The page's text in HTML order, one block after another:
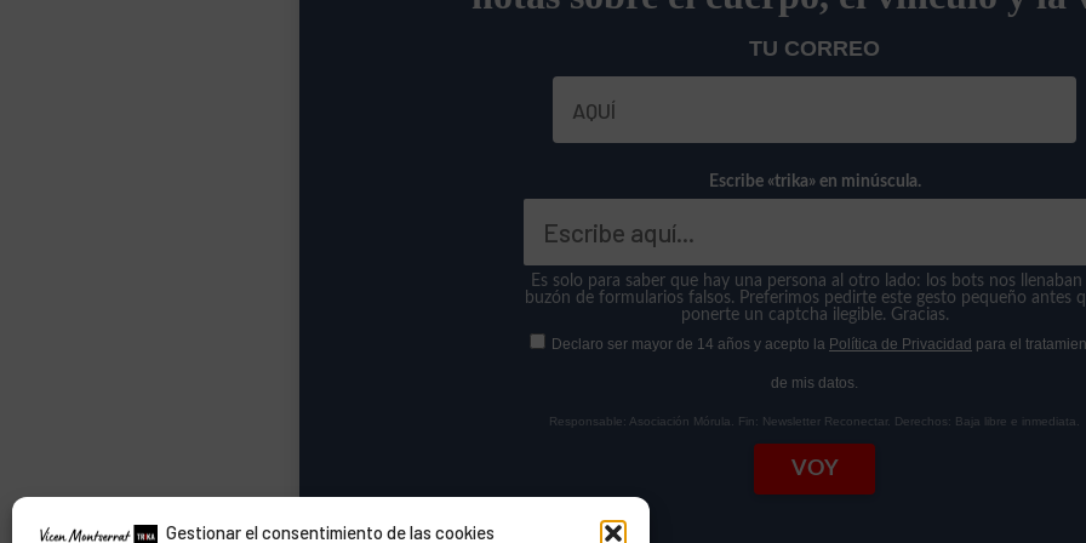
Gestionar el consentimiento de las cookies
TU CORREO
Escribe «trika» en minúscula.
Es solo para saber que hay una persona al otro lado: los bots nos llenaban
buzón de formularios falsos. Preferimos pedirte este gesto pequeño antes
ponerte un captcha ilegible. Gracias.
Declaro ser mayor de 14 años y acepto la Política de Privacidad para el
de mis datos.
Responsable: Asociación Mórula. Fin: Newsletter Reconectar. Derechos: Baja libre e inmediata.
VOY